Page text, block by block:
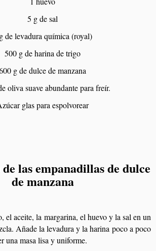
5 g de sal
de levadura química (royal)
500 g de harina de trigo
g de dulce de manzana
oliva suave abundante para freír.
glas para espolvorear
las empanadillas de dulce
de manzana
el aceite, la margarina, el huevo y la sal en un
Añade la levadura y la harina poco a poco
una masa lisa y uniforme.